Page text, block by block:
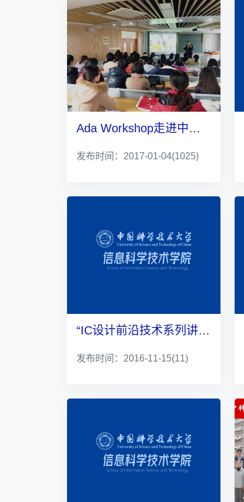
Ada Workshop走进中国科学技术大学
发布时间：2017-01-04(1025)
“IC设计前沿技术系列讲座”之James Hwang教授学术报告
发布时间：2016-11-15(11)